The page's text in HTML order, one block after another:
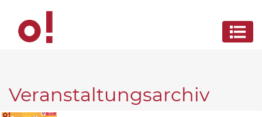
Veranstaltungsarchiv